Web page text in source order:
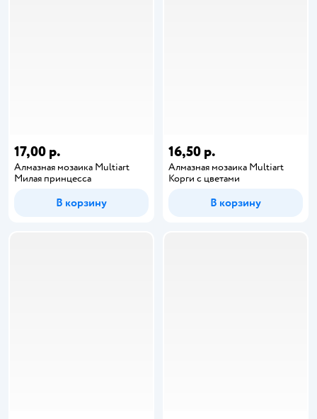
17,00 р.
Алмазная мозаика Multiart
Милая принцесса
В корзину
16,50 р.
Алмазная мозаика Multiart
Корги с цветами
В корзину